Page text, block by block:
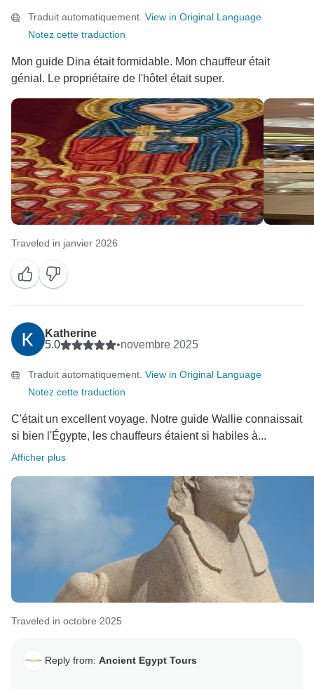
Traduit automatiquement. View in Original Language
Notez cette traduction
Mon guide Dina était formidable. Mon chauffeur était
génial. Le propriétaire de l'hôtel était super.
Traveled in janvier 2026
Katherine
5.0
•novembre 2025
Traduit automatiquement. View in Original Language
Notez cette traduction
C'était un excellent voyage. Notre guide Wallie connaissait
si bien l'Égypte, les chauffeurs étaient si habiles à...
Afficher plus
Traveled in octobre 2025
Reply from: Ancient Egypt Tours